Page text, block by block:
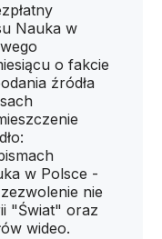
Nauka w
o fakcie
źródła
w Polsce -
nie
"Świat" oraz
wideo.